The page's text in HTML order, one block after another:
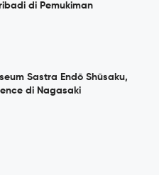
di Pemukiman
Sastra Endō Shūsaku,
di Nagasaki